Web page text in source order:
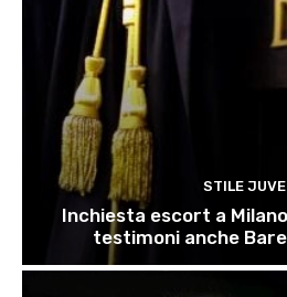
STILE JUVE
Inchiesta escort a
testimoni anche